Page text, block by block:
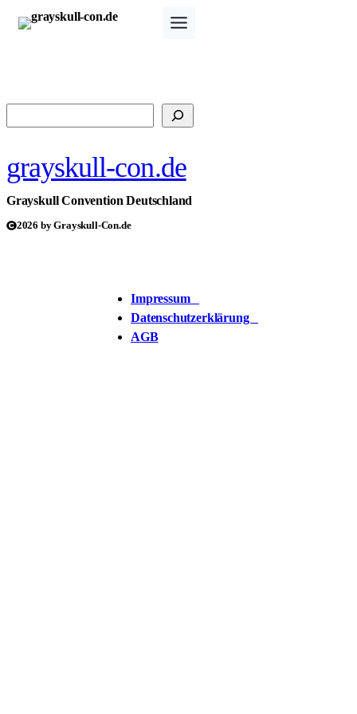
Zum
Inhalt
grayskull-con.de
Grayskull Convention Deutschland
2026 by Grayskull-Con.de
Impressum
Datenschutzerklärung
AGB